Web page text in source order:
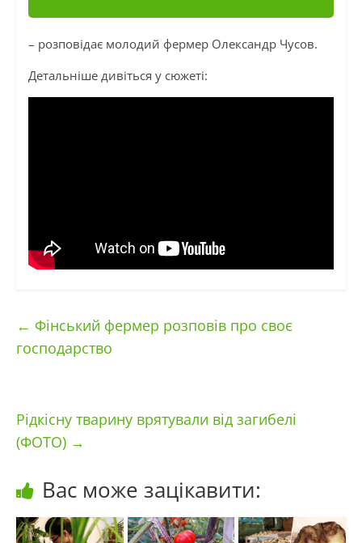
– розповідає молодий фермер Олександр Чусов.
Детальніше дивіться у сюжеті:
← Фінський фермер розповів про своє
господарство
Рідкісну тварину врятували від загибелі
(ФОТО) →
Вас може зацікавити: